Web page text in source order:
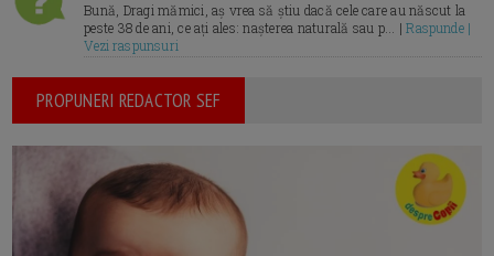
Bună, Dragi mămici, aș vrea să știu dacă cele care au născut la
peste 38 de ani, ce ați ales: nașterea naturală sau p... |Raspunde |
Vezi raspunsuri
PROPUNERI REDACTOR SEF